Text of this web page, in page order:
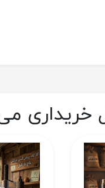
خریداری